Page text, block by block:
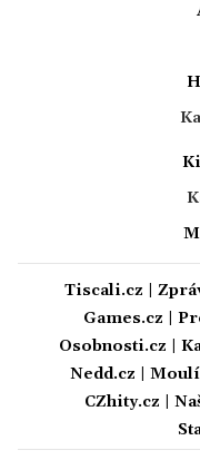
Tiscali.cz
Games.cz
Osobnosti.cz
Nedd.cz
CZhity.cz